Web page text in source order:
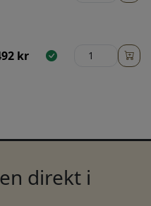
kr
direkt i